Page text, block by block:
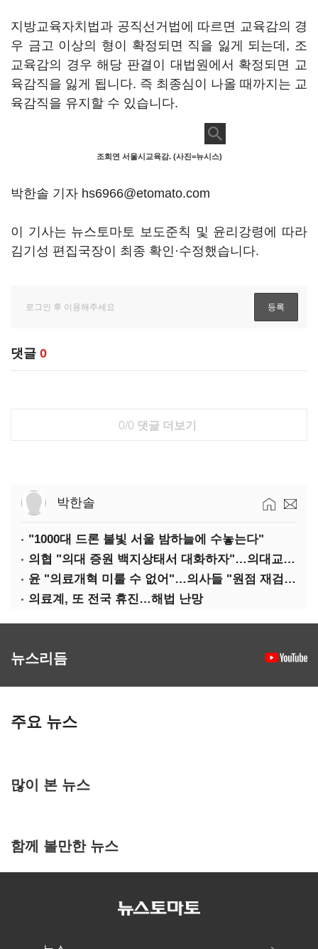
지방교육자치법과 공직선거법에 따르면 교육감의 경
우 금고 이상의 형이 확정되면 직을 잃게 되는데, 조
교육감의 경우 해당 판결이 대법원에서 확정되면 교
육감직을 잃게 됩니다. 즉 최종심이 나올 때까지는 교
육감직을 유지할 수 있습니다.
조희연 서울시교육감. (사진=뉴시스)
박한솔 기자 hs6966@etomato.com
이 기사는 뉴스토마토 보도준칙 및 윤리강령에 따라
김기성 편집국장이 최종 확인·수정했습니다.
댓글 0
0/0 댓글 더보기
박한솔
"1000대 드론 불빛 서울 밤하늘에 수놓는다"
의협 "의대 증원 백지상태서 대화하자"…의대교수, 집단 휴진
윤 "의료개혁 미룰 수 없어"…의사들 "원점 재검토"
의료계, 또 전국 휴진…해법 난망
뉴스리듬
주요 뉴스
많이 본 뉴스
함께 볼만한 뉴스